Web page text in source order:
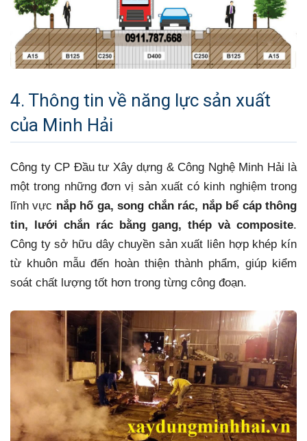
4. Thông tin về năng lực sản xuất
của Minh Hải
Công ty CP Đầu tư Xây dựng & Công Nghệ Minh Hải là
một trong những đơn vị sản xuất có kinh nghiệm trong
lĩnh vực nắp hố ga, song chắn rác, nắp bể cáp thông
tin, lưới chắn rác bằng gang, thép và composite.
Công ty sở hữu dây chuyền sản xuất liên hợp khép kín
từ khuôn mẫu đến hoàn thiện thành phẩm, giúp kiểm
soát chất lượng tốt hơn trong từng công đoạn.